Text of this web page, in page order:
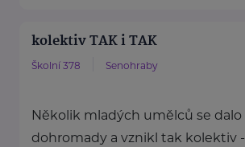
kolektiv TAK i TAK
Školní 378 Senohraby
Několik mladých umělců se dalo
dohromady a vznikl tak kolektiv -